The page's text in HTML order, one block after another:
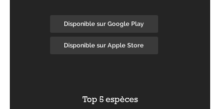
Disponible sur Google Play
Disponible sur Apple Store
Top 5 espèces